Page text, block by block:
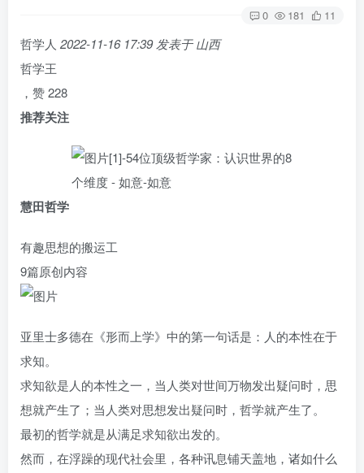
0 181 11
哲学人 2022-11-16 17:39 发表于山西
哲学王
，赞228
推荐关注
慧田哲学
有趣思想的搬运工
9篇原创内容
亚里士多德在《形而上学》中的第一句话是：人的本性在于
求知。
求知欲是人的本性之一，当人类对世间万物发出疑问时，思
想就产生了；当人类对思想发出疑问时，哲学就产生了。
最初的哲学就是从满足求知欲出发的。
然而，在浮躁的现代社会里，各种讯息铺天盖地，诸如什么